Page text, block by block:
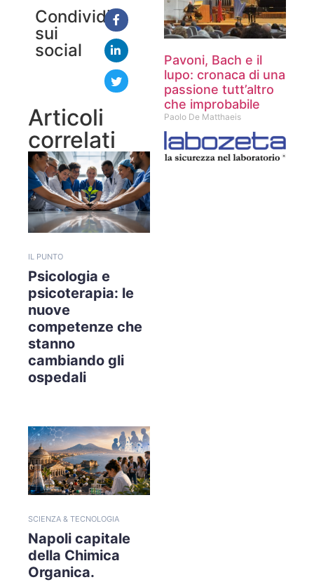
Condividi
sui
social
Articoli
correlati
IL PUNTO
Psicologia e
psicoterapia: le
nuove
competenze che
stanno
cambiando gli
ospedali
SCIENZA & TECNOLOGIA
Napoli capitale
della Chimica
Organica.
Pavoni, Bach e il
lupo: cronaca di una
passione tutt’altro
che improbabile
Paolo De Matthaeis